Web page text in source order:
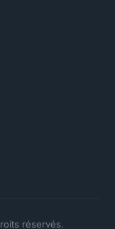
réservés.